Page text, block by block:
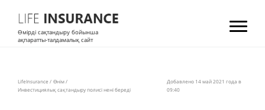
Өмірді сақтандыру бойынша
ақпаратты-талдамалық сайт
LifeInsurance / Өнім/
Инвестициялық сақтандыру полисі нені береді
Добавлено 14 май 2021 года в
09:40